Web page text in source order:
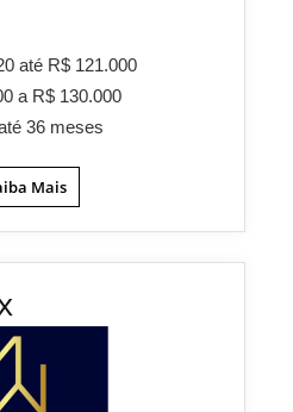
até R$ 121.000
a R$ 130.000
36 meses
Mais